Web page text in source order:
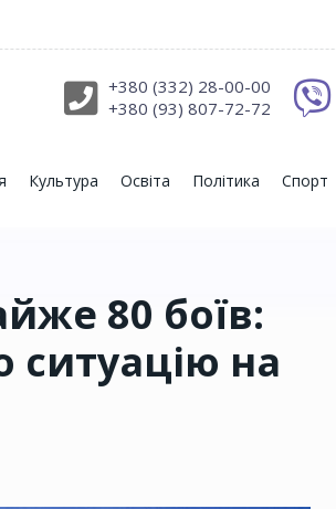
+380 (332) 28-00-00
+380 (93) 807-72-72
Культура Освіта Політика Спорт
80 боїв:
ситуацію на